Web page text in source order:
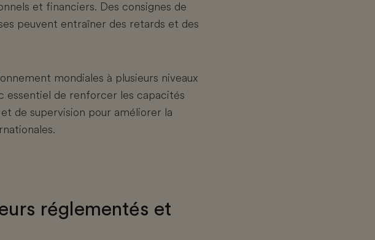
et financiers. Des consignes de
peuvent entraîner des retards et des
mondiales à plusieurs niveaux
essentiel de renforcer les capacités
de supervision pour améliorer la
réglementés et